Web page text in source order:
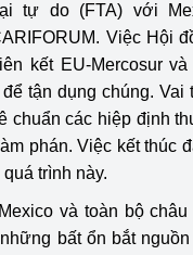
tự do (FTA) với
Việc Hội
kết EU-Mercosur
tận dụng chúng.
chuẩn các hiệp định
phán. Việc kết thúc
trình này.
và toàn bộ
bất ổn bắt